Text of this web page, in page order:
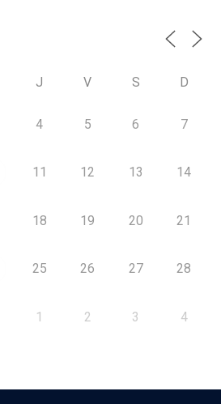
J V S D
4 5 6 7
11 12 13 14
18 19 20 21
25 26 27 28
1 2 3 4